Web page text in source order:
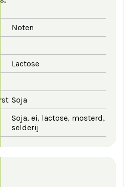
Noten
Lactose
Soja
Soja, ei, lactose, mosterd,
selderij